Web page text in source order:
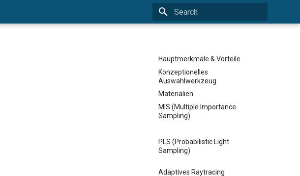
Hauptmerkmale & Vorteile
Konzeptionelles
Auswahlwerkzeug
Materialien
MIS (Multiple Importance
Sampling)
PLS (Probabilistic Light
Sampling)
Adaptives Raytracing